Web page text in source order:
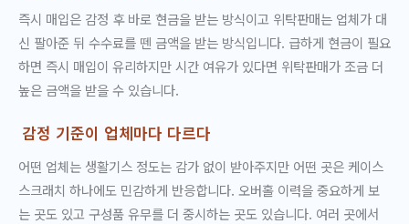
즉시 매입은 감정 후 바로 현금을 받는 방식이고 위탁판매는 업체가 대
신 팔아준 뒤 수수료를 뗀 금액을 받는 방식입니다. 급하게 현금이 필요
하면 즉시 매입이 유리하지만 시간 여유가 있다면 위탁판매가 조금 더
높은 금액을 받을 수 있습니다.
감정 기준이 업체마다 다르다
어떤 업체는 생활기스 정도는 감가 없이 받아주지만 어떤 곳은 케이스
스크래치 하나에도 민감하게 반응합니다. 오버홀 이력을 중요하게 보
는 곳도 있고 구성품 유무를 더 중시하는 곳도 있습니다. 여러 곳에서